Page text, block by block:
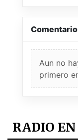
Aun no
primero
RADIO